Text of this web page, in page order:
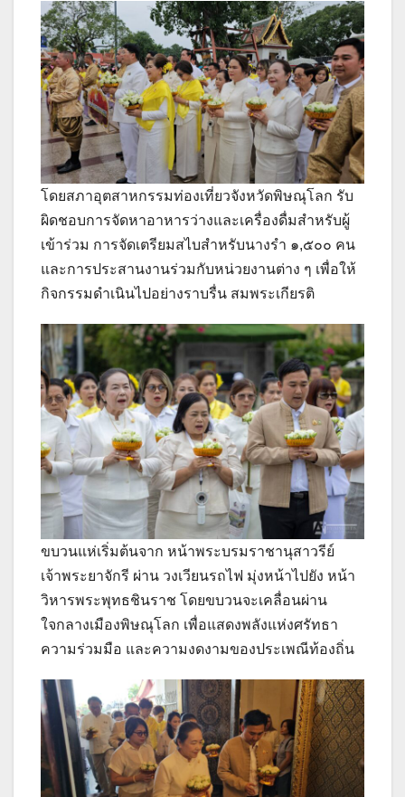
โดยสภาอุตสาหกรรมท่องเที่ยวจังหวัดพิษณุโลก รับ
ผิดชอบการจัดหาอาหารว่างและเครื่องดื่มสำหรับผู้
เข้าร่วม การจัดเตรียมสไบสำหรับนางรำ ๑,๕๐๐ คน
และการประสานงานร่วมกับหน่วยงานต่าง ๆ เพื่อให้
กิจกรรมดำเนินไปอย่างราบรื่น สมพระเกียรติ
ขบวนแห่เริ่มต้นจาก หน้าพระบรมราชานุสาวรีย์
เจ้าพระยาจักรี ผ่าน วงเวียนรถไฟ มุ่งหน้าไปยัง หน้า
วิหารพระพุทธชินราช โดยขบวนจะเคลื่อนผ่าน
ใจกลางเมืองพิษณุโลก เพื่อแสดงพลังแห่งศรัทธา
ความร่วมมือ และความงดงามของประเพณีท้องถิ่น